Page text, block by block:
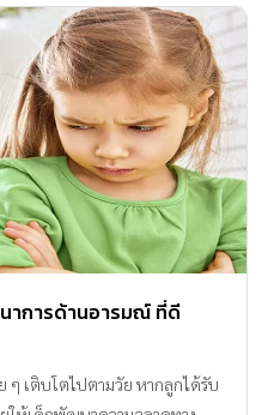
าการด้านอารมณ์ ที่ดี
เติบโตไปตามวัย หากลูกได้รับ